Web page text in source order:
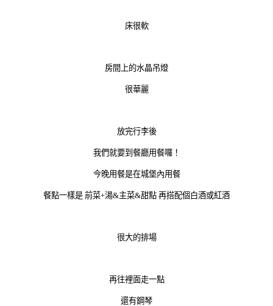
床很軟
房間上的水晶吊燈
很華麗
放完行李後
我們就要到餐廳用餐囉！
今晚用餐是在城堡內用餐
餐點一樣是 前菜+湯&主菜&甜點 再搭配個白酒或紅酒
很大的排場
再往裡面走一點
還有鋼琴